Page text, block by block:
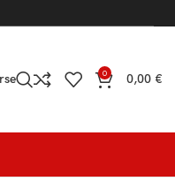
0 0,00 €